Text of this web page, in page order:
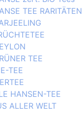
TEE
TEE
TEE
HANSEN-TEE
ALLER WELT